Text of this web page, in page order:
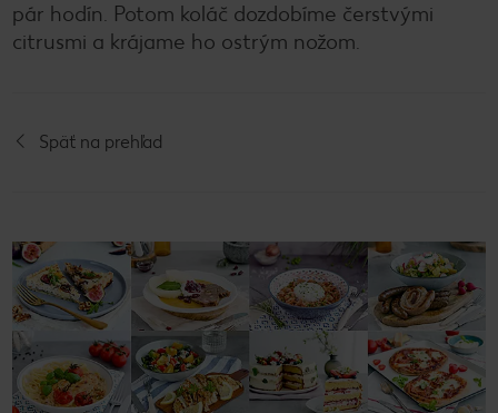
pár hodín. Potom koláč dozdobíme čerstvými
citrusmi a krájame ho ostrým nožom.
Späť na prehľad